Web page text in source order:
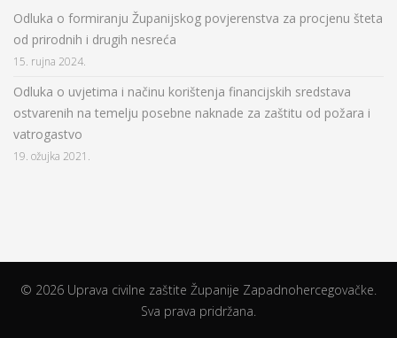
Odluka o formiranju Županijskog povjerenstva za procjenu šteta
od prirodnih i drugih nesreća
15. rujna 2024.
Odluka o uvjetima i načinu korištenja financijskih sredstava
ostvarenih na temelju posebne naknade za zaštitu od požara i
vatrogastvo
19. ožujka 2021.
© 2026 Uprava civilne zaštite Županije Zapadnohercegovačke.
Sva prava pridržana.